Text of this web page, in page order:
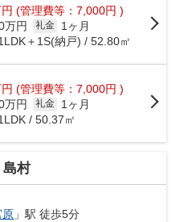
円 (管理費等：7,000円 )
万円 礼金
1ヶ月
＋1S(納戸) / 52.80㎡
円 (管理費等：7,000円 )
万円 礼金
1ヶ月
/ 50.37㎡
島村
原 」駅 徒歩5分